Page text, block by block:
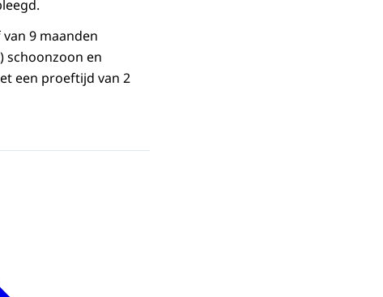
9 maanden
schoonzoon en
een proeftijd van 2